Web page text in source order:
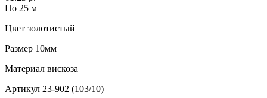
По 25 м
Цвет золотистый
Размер 10мм
Материал вискоза
Артикул 23-902 (103/10)